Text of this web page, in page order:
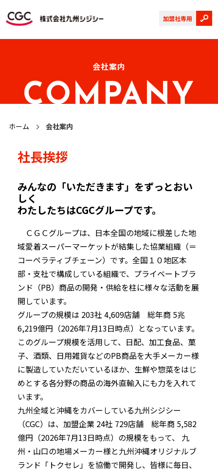
加盟社専用
会社案内
COMPANY
ホーム 会社案内
社長挨拶
みんなの「いただきます」をずっとおい
しく
わたしたちはCGCグループです。
ＣＧＣグループは、日本全国の地域に根差した地
域愛着スーパーマーケットが結集した協業組織（＝
コーペラティブチェーン）です。全国１０地区本
部・支社で構成している組織で、プライベートブラ
ンド（PB）商品の開発・供給を柱に様々な活動を展
開しています。
グループの規模は 203社 4,609店舗 総年商 5兆
6,219億円（2026年7月13日時点）となっています。
このグループ規模を活用して、日配、加工食品、菓
子、酒類、日用雑貨などのPB商品を大手メーカー様
に製造していただいているほか、生鮮や惣菜をはじ
めとする各分野の商品の海外直輸入にも力を入れて
います。
九州全域と沖縄をカバーしている九州シジシー
（CGC）は、加盟企業 24社 729店舗 総年商 5,582
億円（2026年7月13日時点）の規模をもって、 九
州・山口の地場メーカー様と九州沖縄オリジナルブ
ランド「トクセレ」を協働で開発し、皆様に毎日、